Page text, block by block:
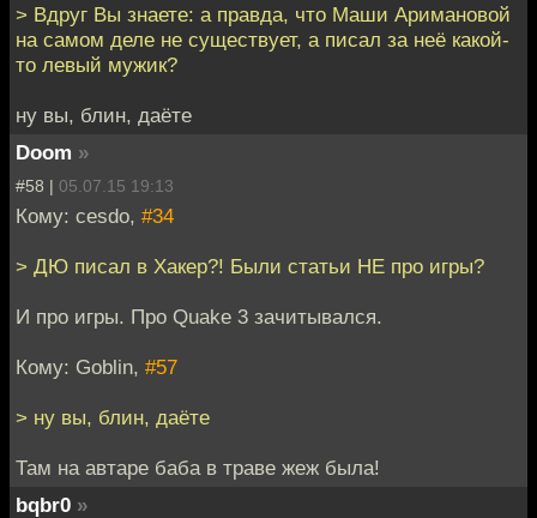
> Вдруг Вы знаете: а правда, что Маши Аримановой
на самом деле не существует, а писал за неё какой-
то левый мужик?
ну вы, блин, даёте
Doom »
#58 | 05.07.15 19:13
Кому: cesdo, #34
> ДЮ писал в Хакер?! Были статьи НЕ про игры?
И про игры. Про Quake 3 зачитывался.
Кому: Goblin, #57
> ну вы, блин, даёте
Там на автаре баба в траве жеж была!
bqbr0 »